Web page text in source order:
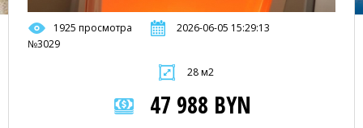
1925 просмотра
2026-06-05 15:29:13
№3029
28 м2
47 988 BYN